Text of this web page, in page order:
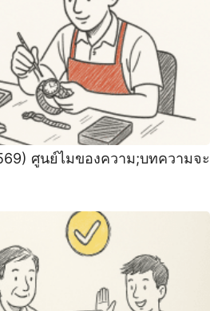
ศูนย์ไมของความ;บทความจะ